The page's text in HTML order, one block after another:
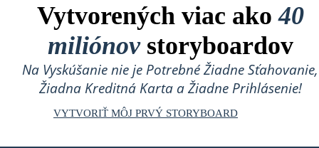
Vytvorených viac ako40
miliónovstoryboardov
Na Vyskúšanie nie je Potrebné Žiadne Sťahovanie,
Žiadna Kreditná Karta a Žiadne Prihlásenie!
VYTVORIŤ MÔJ PRVÝ STORYBOARD